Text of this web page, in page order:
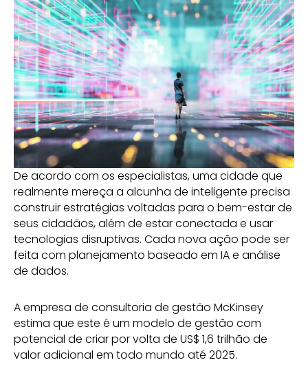
De acordo com os especialistas, uma cidade que
realmente mereça a alcunha de inteligente precisa
construir estratégias voltadas para o bem-estar de
seus cidadãos, além de estar conectada e usar
tecnologias disruptivas. Cada nova ação pode ser
feita com planejamento baseado em IA e análise
de dados.
A empresa de consultoria de gestão McKinsey
estima que este é um modelo de gestão com
potencial de criar por volta de US$ 1,6 trilhão de
valor adicional em todo mundo até 2025.